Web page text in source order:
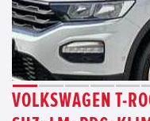
VOLKSWAGEN T-